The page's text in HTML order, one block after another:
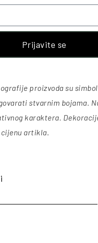
Prijavite se
proizvoda su
stvarnim bojama.
karaktera.
cijenu artikla.